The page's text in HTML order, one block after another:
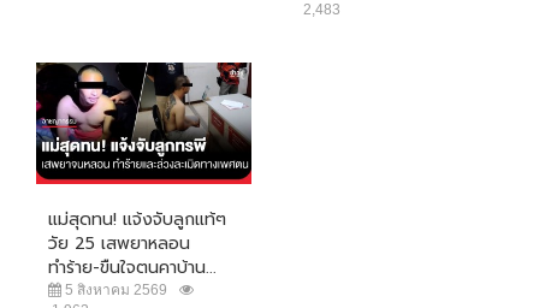
2,483
แม่สุดทน! แจ้งจับลูกแท้ๆ
วัย 25 เสพยาหลอน
ทำร้าย-ขืนใจตนคาบ้าน...
5 สิงหาคม 2569